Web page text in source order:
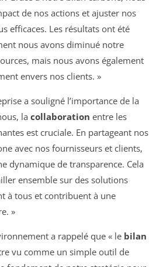
de nos actions et ajuster nos
efficaces. Les résultats ont été
nous avons diminué notre
mais nous avons également
envers nos clients. »
a souligné l’importance de la
la collaboration entre les
est cruciale. En partageant nos
avec nos fournisseurs et clients,
dynamique de transparence. Cela
ensemble sur des solutions
à tous et contribuent à une
»
a rappelé que « le bilan
vu comme un simple outil de